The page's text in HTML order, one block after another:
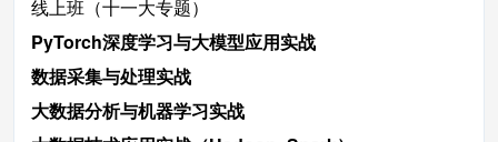
线上班（十一大专题）
PyTorch深度学习与大模型应用实战
数据采集与处理实战
大数据分析与机器学习实战